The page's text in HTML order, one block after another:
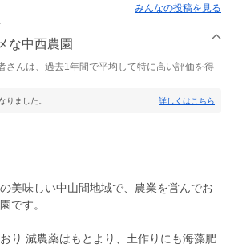
みんなの投稿を見る
な中西農園
さんは、過去1年間で平均して特に高い評価を得
りました。 詳しくはこちら
美味しい中山間地域で、農業を営んでお
です。
り 減農薬はもとより、土作りにも海藻肥